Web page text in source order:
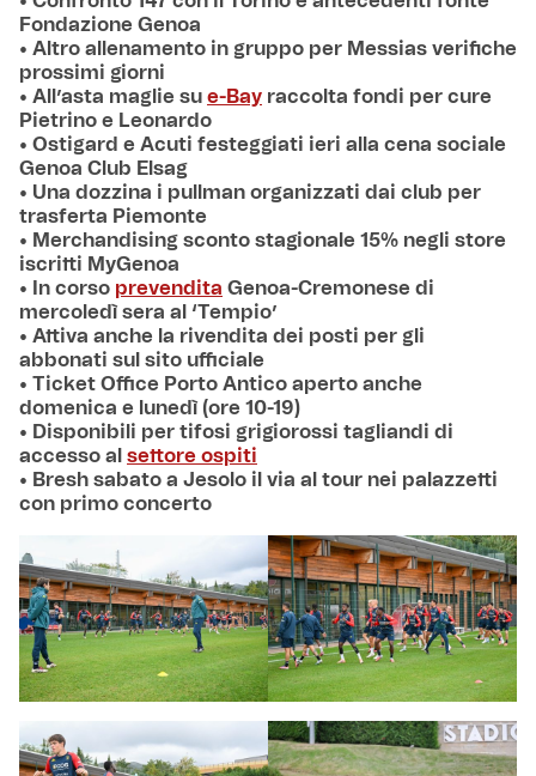
Fondazione Genoa
• Altro allenamento in gruppo per Messias verifiche
prossimi giorni
• All’asta maglie su e-Bay raccolta fondi per cure
Pietrino e Leonardo
• Ostigard e Acuti festeggiati ieri alla cena sociale
Genoa Club Elsag
• Una dozzina i pullman organizzati dai club per
trasferta Piemonte
• Merchandising sconto stagionale 15% negli store
iscritti MyGenoa
• In corso prevendita Genoa-Cremonese di
mercoledì sera al ‘Tempio’
• Attiva anche la rivendita dei posti per gli
abbonati sul sito ufficiale
• Ticket Office Porto Antico aperto anche
domenica e lunedì (ore 10-19)
• Disponibili per tifosi grigiorossi tagliandi di
accesso al settore ospiti
• Bresh sabato a Jesolo il via al tour nei palazzetti
con primo concerto